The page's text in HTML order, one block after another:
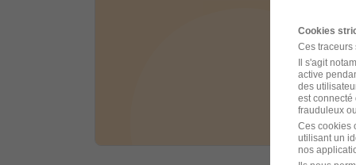
Cookies
Ces traceurs
Il s'agit
active
des
est connecté
frauduleux
Ces cookies
utilisant un
nos